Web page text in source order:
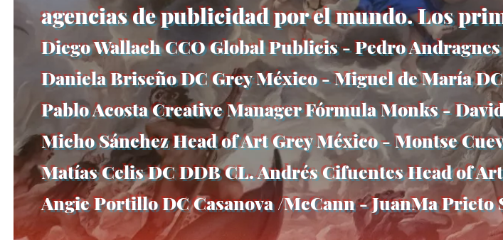
agencias de publicidad por el mundo. Los
Diego Wallach CCO Global Publicis - Pedro
Daniela Briseño DC Grey México - Miguel de María
Pablo Acosta Creative Manager Fórmula Monks -
Micho Sánchez Head of Art Grey México - Montse
Matías Celis DC DDB CL. Andrés Cifuentes Head of
Angie Portillo DC Casanova /McCann - JuanMa Prieto